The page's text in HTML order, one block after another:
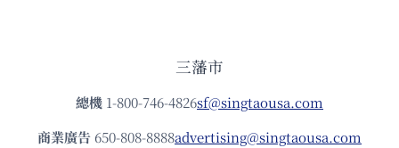
三藩市
總機 1-800-746-4826sf@singtaousa.com
商業廣告 650-808-8888advertising@singtaousa.com